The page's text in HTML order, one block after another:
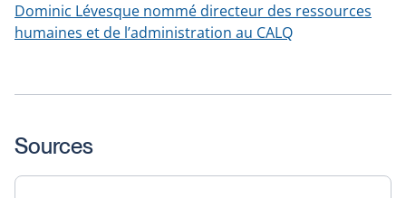
Dominic Lévesque nommé directeur des ressources
humaines et de l’administration au CALQ
Sources